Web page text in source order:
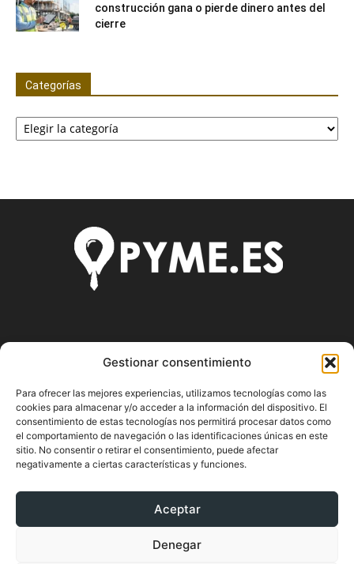
Gestionar consentimiento
Para ofrecer las mejores experiencias, utilizamos tecnologías como las
cookies para almacenar y/o acceder a la información del dispositivo. El
consentimiento de estas tecnologías nos permitirá procesar datos como
el comportamiento de navegación o las identificaciones únicas en este
sitio. No consentir o retirar el consentimiento, puede afectar
negativamente a ciertas características y funciones.
Aceptar
Denegar
construcción gana o pierde dinero antes del
cierre
Categorías
Categorías
Pyme.es es el portal web donde podrás mantenerte
actualizado de todas las noticias y novedades sobre la
economía en España y el mundo, así como donde podrás
conseguir toda la información necesaria sobre
emprendimiento.
SÍGUENOS